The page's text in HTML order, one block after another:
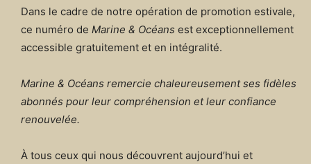
Dans le cadre de notre opération de promotion estivale,
ce numéro de Marine & Océans est exceptionnellement
accessible gratuitement et en intégralité.
Marine & Océans remercie chaleureusement ses fidèles
abonnés pour leur compréhension et leur confiance
renouvelée.
À tous ceux qui nous découvrent aujourd’hui et